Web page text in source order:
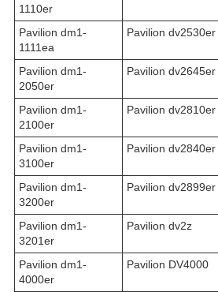
1110er
Pavilion dm1-
1111ea
Pavilion dv2530er
Pavilion dm1-
2050er
Pavilion dv2645er
Pavilion dm1-
2100er
Pavilion dv2810er
Pavilion dm1-
3100er
Pavilion dv2840er
Pavilion dm1-
3200er
Pavilion dv2899er
Pavilion dm1-
3201er
Pavilion dv2z
Pavilion dm1-
4000er
Pavilion DV4000